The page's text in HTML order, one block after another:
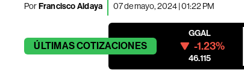
PorFrancisco Aldaya 07 de mayo, 2024 | 01:22 PM
ÚLTIMASCOTIZACIONES
GGAL
-1.23%
46.115